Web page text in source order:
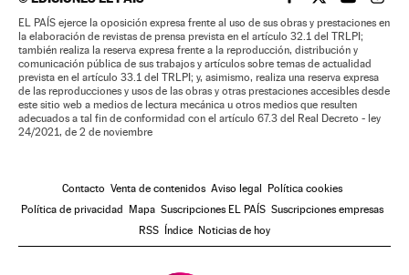
EL PAÍS BRASIL EN
EL PAÍSEL PAÍS
EL
EL PAÍS ejerce la oposición expresa frente al uso de sus obras y prestaciones en
la elaboración de revistas de prensa prevista en el artículo 32.1 del TRLPI;
también realiza la reserva expresa frente a la reproducción, distribución y
comunicación pública de sus trabajos y artículos sobre temas de actualidad
prevista en el artículo 33.1 del TRLPI; y, asimismo, realiza una reserva expresa
de las reproducciones y usos de las obras y otras prestaciones accesibles desde
este sitio web a medios de lectura mecánica u otros medios que resulten
adecuados a tal fin de conformidad con el artículo 67.3 del Real Decreto - ley
24/2021, de 2 de noviembre
Contacto Venta de contenidos Aviso legal
Política cookies
Política de privacidad
Mapa Suscripciones EL PAÍS Suscripciones empresas
RSS
Índice Noticias de hoy